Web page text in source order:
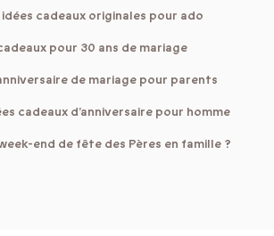
cadeaux originales pour ado
pour 30 ans de mariage
de mariage pour parents
cadeaux d’anniversaire pour homme
end de fête des Pères en famille ?